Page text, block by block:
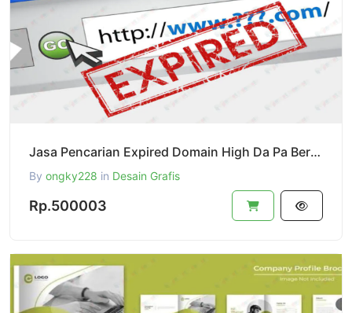
Jasa Pencarian Expired Domain High Da Pa Berkwalitas
By ongky228 in Desain Grafis
Rp.500003